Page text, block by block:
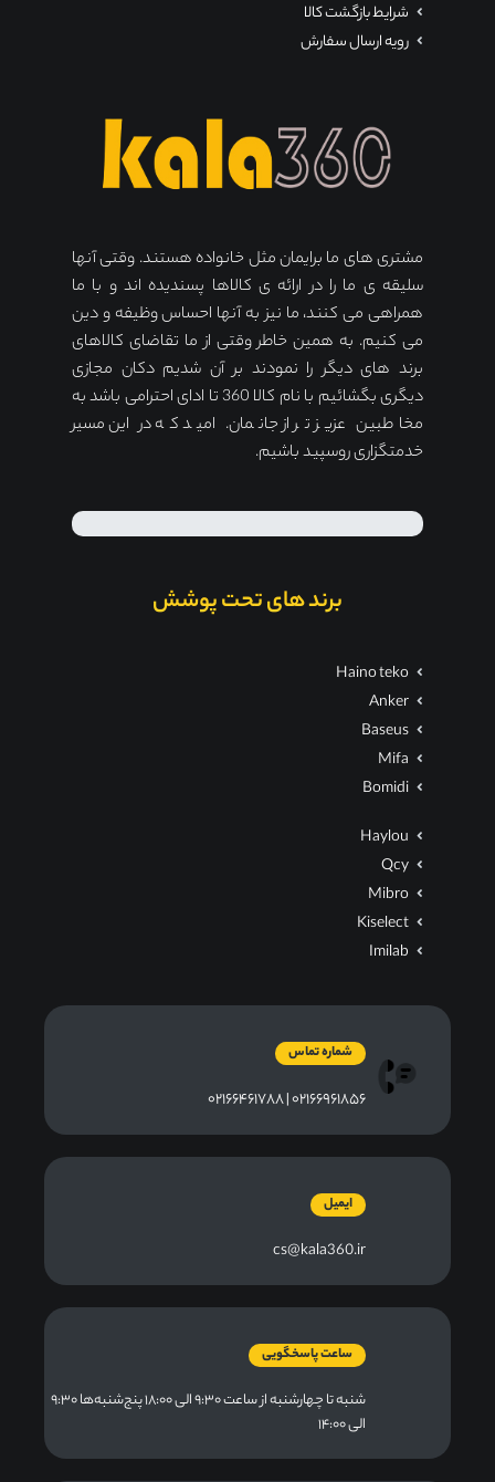
شرایط بازگشت کالا
رویه ارسال سفارش
مشتری های ما برایمان مثل خانواده هستند. وقتی آنها
سلیقه ی ما را در ارائه ی کالاها پسندیده اند و با ما
همراهی می کنند، ما نیز به آنها احساس وظیفه و دین
می کنیم. به همین خاطر وقتی از ما تقاضای کالاهای
برند های دیگر را نمودند بر آن شدیم دکان مجازی
دیگری بگشائیم با نام کالا 360 تا ادای احترامی باشد به
مخاطبین عزیز تر از جانمان. امید که در این مسیر
خدمتگزاری روسپید باشیم.
برند های تحت پوشش
Haino teko
Anker
Baseus
Mifa
Bomidi
Haylou
Qcy
Mibro
Kiselect
Imilab
شماره تماس
۰۲۱۶۶۹۶۱۸۵۶ | ۰۲۱۶۶۴۶۱۷۸۸
ایمیل
cs@kala360.ir
ساعت پاسخگویی
شنبه تا چهارشنبه از ساعت ۹:۳۰ الی ۱۸:۰۰ پنج‌شنبه‌ها ۹:۳۰
الی ۱۴:۰۰